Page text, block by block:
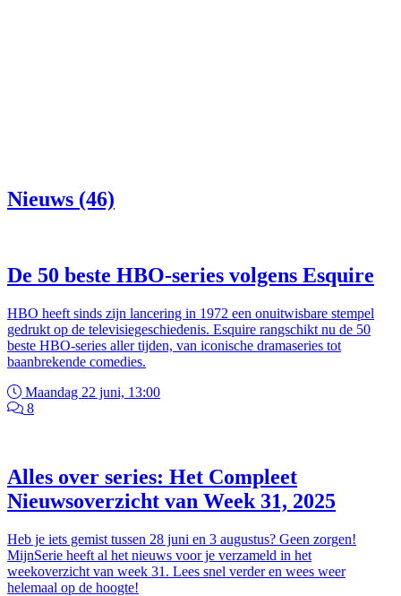
Nieuws (46)
De 50 beste HBO-series volgens Esquire
HBO heeft sinds zijn lancering in 1972 een onuitwisbare stempel
gedrukt op de televisiegeschiedenis. Esquire rangschikt nu de 50
beste HBO-series aller tijden, van iconische dramaseries tot
baanbrekende comedies.
Maandag 22 juni, 13:00
8
Alles over series: Het Compleet
Nieuwsoverzicht van Week 31, 2025
Heb je iets gemist tussen 28 juni en 3 augustus? Geen zorgen!
MijnSerie heeft al het nieuws voor je verzameld in het
weekoverzicht van week 31. Lees snel verder en wees weer
helemaal op de hoogte!